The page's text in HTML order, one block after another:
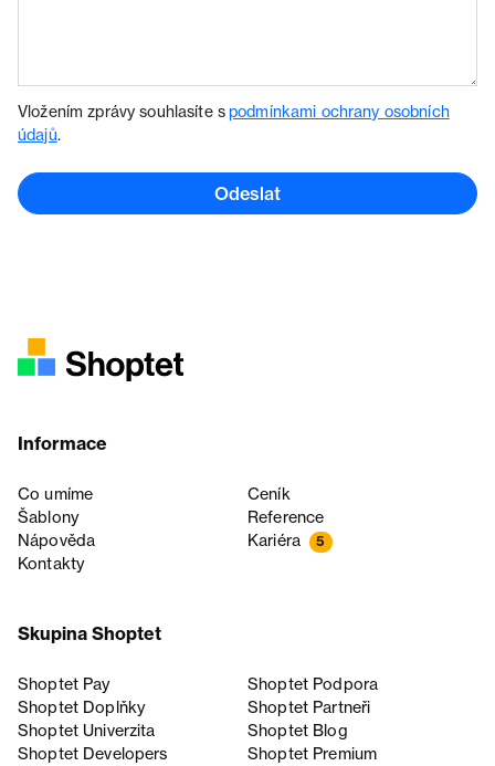
Vložením zprávy souhlasíte spodmínkami ochrany osobních
údajů.
Odeslat
Informace
Co umíme
Ceník
Šablony
Reference
Nápověda
Kariéra 5
Kontakty
Skupina Shoptet
Shoptet Pay
Shoptet Podpora
Shoptet Doplňky
Shoptet Partneři
Shoptet Univerzita
Shoptet Blog
Shoptet Developers
Shoptet Premium